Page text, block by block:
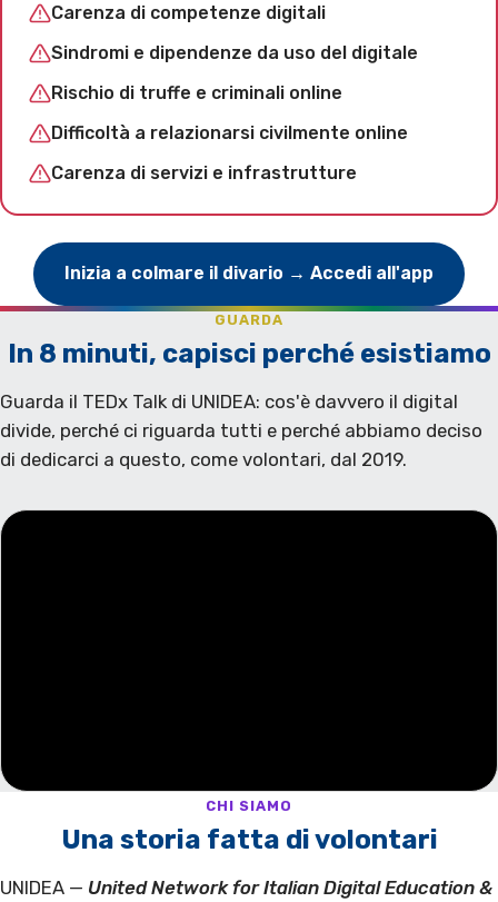
Carenza di competenze digitali
Sindromi e dipendenze da uso del digitale
Rischio di truffe e criminali online
Difficoltà a relazionarsi civilmente online
Carenza di servizi e infrastrutture
Inizia a colmare il divario → Accedi all'app
GUARDA
In 8 minuti, capisci perché esistiamo
Guarda il TEDx Talk di UNIDEA: cos'è davvero il digital
divide, perché ci riguarda tutti e perché abbiamo deciso
di dedicarci a questo, come volontari, dal 2019.
CHI SIAMO
Una storia fatta di volontari
UNIDEA — United Network for Italian Digital Education &